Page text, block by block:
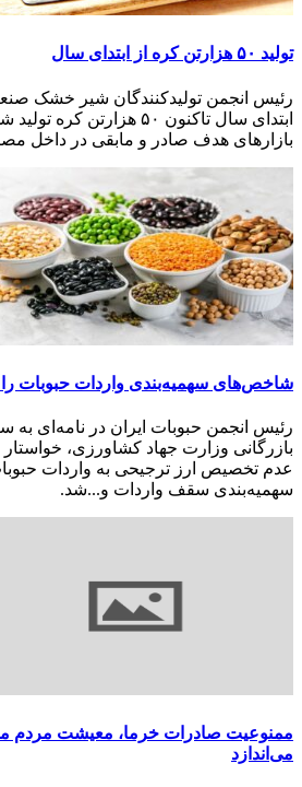
تولید ۵۰ هزارتن کره از ابتدای سال
رئیس انجمن تولیدکنندگان شیر خشک
بازارهای هدف صادر و مابقی در داخل
شاخص‌های سهمیه‌بندی واردات حبوبات را
رئیس انجمن حبوبات ایران در نامه‌ای
بازرگانی وزارت جهاد کشاورزی،
عدم تخصیص ارز ترجیحی به واردات
سهمیه‌بندی سقف واردات و...شد.
ممنوعیت صادرات خرما، معیشت مردم
می‌اندازد